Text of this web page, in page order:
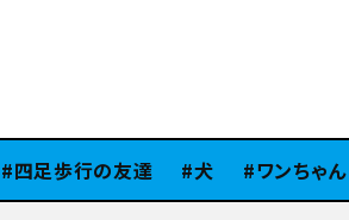
四足歩行の友達 犬 ワンちゃん